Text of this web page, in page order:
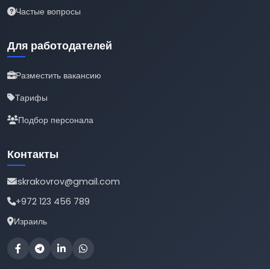
Частые вопросы
Для работодателей
Разместить вакансию
Тарифы
Подбор персонала
Контакты
iskrakovrov@gmail.com
+972 123 456 789
Израиль